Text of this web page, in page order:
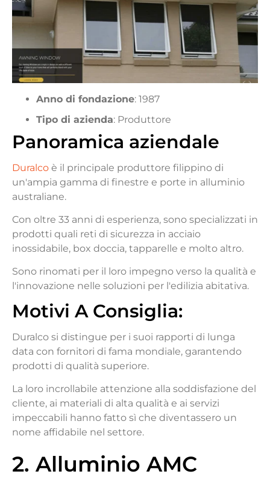
Anno di fondazione: 1987
Tipo di azienda: Produttore
Panoramica aziendale
Duralco è il principale produttore filippino di
un'ampia gamma di finestre e porte in alluminio
australiane.
Con oltre 33 anni di esperienza, sono specializzati in
prodotti quali reti di sicurezza in acciaio
inossidabile, box doccia, tapparelle e molto altro.
Sono rinomati per il loro impegno verso la qualità e
l'innovazione nelle soluzioni per l'edilizia abitativa.
Motivi A Consiglia:
Duralco si distingue per i suoi rapporti di lunga
data con fornitori di fama mondiale, garantendo
prodotti di qualità superiore.
La loro incrollabile attenzione alla soddisfazione del
cliente, ai materiali di alta qualità e ai servizi
impeccabili hanno fatto sì che diventassero un
nome affidabile nel settore.
2. Alluminio AMC